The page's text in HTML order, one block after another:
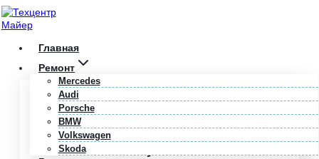
Перейти
к
Главная
Ремонт
Mercedes
Audi
Porsche
BMW
Volkswagen
Skoda
Главная/Mercedes/W910
Профессиональный ремонт
и обслуживание